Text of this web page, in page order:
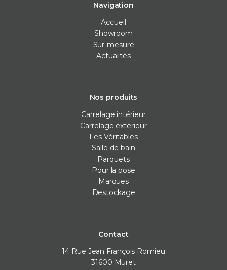
Navigation
Accueil
Showroom
Sur-mesure
Actualités
Nos produits
Carrelage intérieur
Carrelage extérieur
Les Véritables
Salle de bain
Parquets
Pour la pose
Marques
Destockage
Contact
14 Rue Jean François Romieu
31600 Muret